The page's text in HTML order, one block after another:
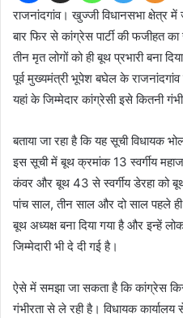
राजनांदगांव। खुज्जी विधानसभा क्षेत्र
बार फिर से कांग्रेस पार्टी की फजीहत
तीन मृत लोगों को ही बूथ प्रभारी बना
पूर्व मुख्यमंत्री भूपेश बघेल के
यहां के जिम्मेदार कांग्रेसी इसे कितनी
बताया जा रहा है कि यह सूची विधायक
इस सूची में बूथ क्रमांक 13 स्वर्गीय
कंवर और बूथ 43 से स्वर्गीय डेरहा को
पांच साल, तीन साल और दो साल पहले
बूथ अध्यक्ष बना दिया गया है और इन्हें
जिम्मेदारी भी दे दी गई है।
ऐसे में समझा जा सकता है कि कांग्रेस
गंभीरता से ले रही है। विधायक कार्यालय